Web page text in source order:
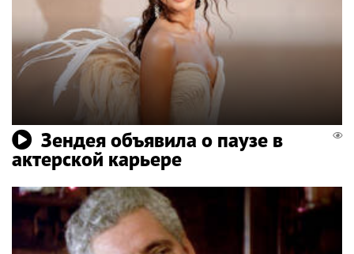
Зендея объявила о паузе в
актерской карьере